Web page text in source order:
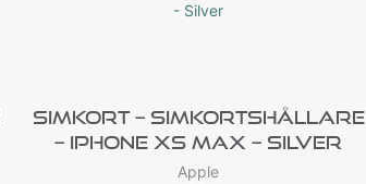
Simkort – Simkortshållare
– IPhone XS Max – Silver
Apple